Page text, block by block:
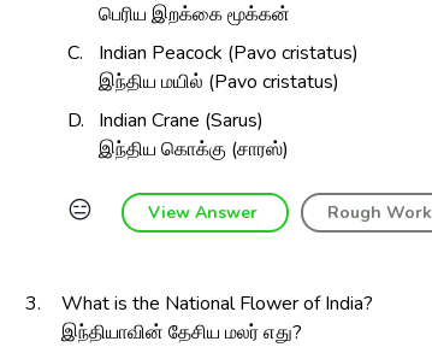
பெரிய இறக்கை மூக்கன்
C.
Indian Peacock (Pavo cristatus)
இந்திய மயில் (Pavo cristatus)
D.
Indian Crane (Sarus)
இந்திய கொக்கு (சாரஸ்)
😑 View Answer Rough Work
3.
What is the National Flower of India?
இந்தியாவின் தேசிய மலர் எது?